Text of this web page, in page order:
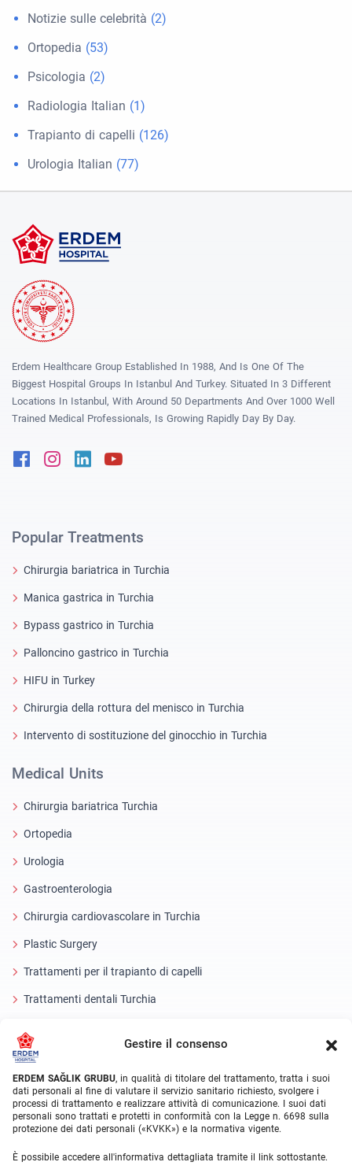
Gestire il consenso
ERDEM SAĞLIK GRUBU, in qualità di titolare del trattamento, tratta i suoi
dati personali al fine di valutare il servizio sanitario richiesto, svolgere i
processi di trattamento e realizzare attività di comunicazione. I suoi dati
personali sono trattati e protetti in conformità con la Legge n. 6698 sulla
protezione dei dati personali («KVKK») e la normativa vigente.
È possibile accedere all'informativa dettagliata tramite il link sottostante.
Notizie sulle celebrità (2)
Ortopedia (53)
Psicologia (2)
Radiologia Italian (1)
Trapianto di capelli (126)
Urologia Italian (77)
Erdem Healthcare Group Established In 1988, And Is One Of The
Biggest Hospital Groups In Istanbul And Turkey. Situated In 3 Different
Locations In Istanbul, With Around 50 Departments And Over 1000 Well
Trained Medical Professionals, Is Growing Rapidly Day By Day.
FacebookInstagram
Linkedin
Popular Treatments
Chirurgia bariatrica in Turchia
Manica gastrica in Turchia
Bypass gastrico in Turchia
Palloncino gastrico in Turchia
HIFU in Turkey
Chirurgia della rottura del menisco in Turchia
Intervento di sostituzione del ginocchio in Turchia
Medical Units
Chirurgia bariatrica Turchia
Ortopedia
Urologia
Gastroenterologia
Chirurgia cardiovascolare in Turchia
Plastic Surgery
Trattamenti per il trapianto di capelli
Trattamenti dentali Turchia
About Erdem
Chi siamo
Unità mediche
Squadra medica